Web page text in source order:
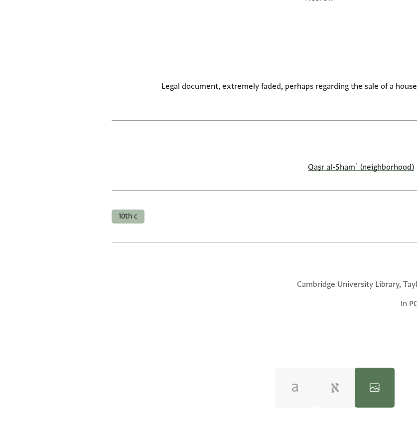
Legal document, extremely faded, perhaps regarding the sale of a
Qaṣr al-Shamʿ (neighborhood)
10th c
Cambridge University Library,
In